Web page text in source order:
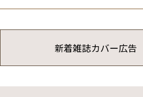
新着雑誌カバー広